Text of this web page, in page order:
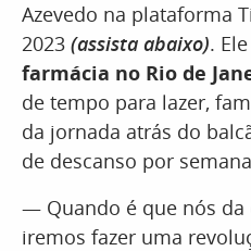
Azevedo na plataforma
2023 (assista abaixo). Ele
farmácia no Rio de
de tempo para lazer,
da jornada atrás do
de descanso por
— Quando é que nós da
iremos fazer uma